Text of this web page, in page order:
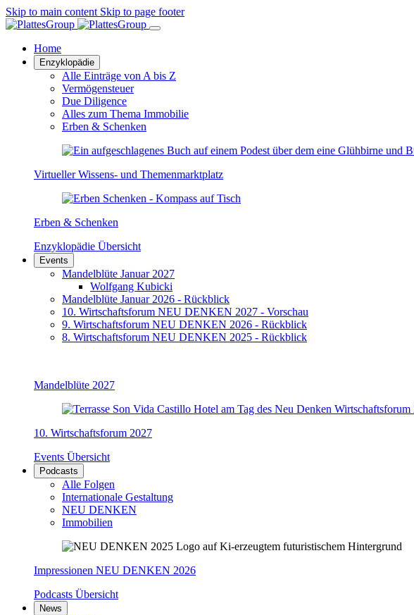
Skip to main content Skip to page footer
Home
Enzyklopädie
Alle Einträge von A bis Z
Vermögensteuer
Due Diligence
Alles zum Thema Immobilie
Erben & Schenken
Virtueller Wissens- und Themenmarktplatz
Erben & Schenken
Enzyklopädie Übersicht
Events
Mandelblüte Januar 2027
Wolfgang Kubicki
Mandelblüte Januar 2026 - Rückblick
10. Wirtschaftsforum NEU DENKEN 2027 - Vorschau
9. Wirtschaftsforum NEU DENKEN 2026 - Rückblick
8. Wirtschaftsforum NEU DENKEN 2025 - Rückblick
Mandelblüte 2027
10. Wirtschaftsforum 2027
Events Übersicht
Podcasts
Alle Folgen
Internationale Gestaltung
NEU DENKEN
Immobilien
Impressionen NEU DENKEN 2026
Podcasts Übersicht
News